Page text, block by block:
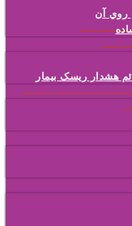
روي آن
هشدار ریسک بیمار